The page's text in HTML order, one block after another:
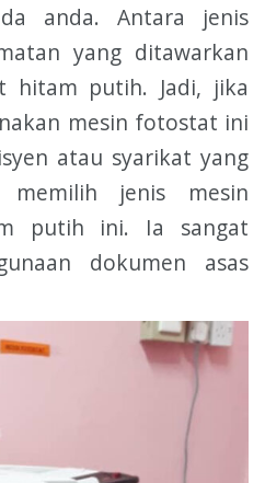
anda. Antara jenis
yang ditawarkan
hitam putih. Jadi, jika
mesin fotostat ini
atau syarikat yang
jenis mesin
putih ini. Ia sangat
dokumen asas